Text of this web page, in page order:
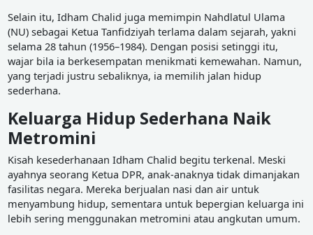
Selain itu, Idham Chalid juga memimpin Nahdlatul Ulama
(NU) sebagai Ketua Tanfidziyah terlama dalam sejarah, yakni
selama 28 tahun (1956–1984). Dengan posisi setinggi itu,
wajar bila ia berkesempatan menikmati kemewahan. Namun,
yang terjadi justru sebaliknya, ia memilih jalan hidup
sederhana.
Keluarga Hidup Sederhana Naik
Metromini
Kisah kesederhanaan Idham Chalid begitu terkenal. Meski
ayahnya seorang Ketua DPR, anak-anaknya tidak dimanjakan
fasilitas negara. Mereka berjualan nasi dan air untuk
menyambung hidup, sementara untuk bepergian keluarga ini
lebih sering menggunakan metromini atau angkutan umum.